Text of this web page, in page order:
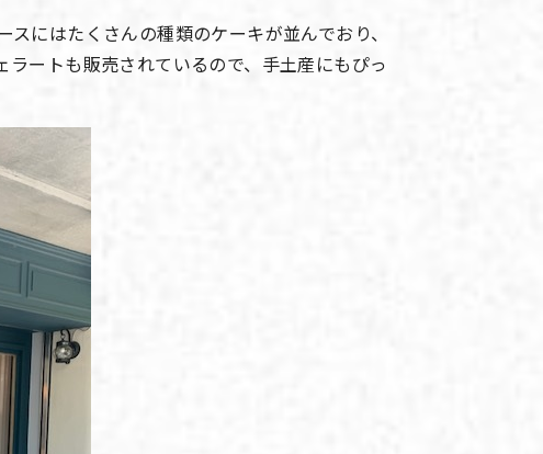
にはたくさんの種類のケーキが並んでおり、
ートも販売されているので、手土産にもぴっ